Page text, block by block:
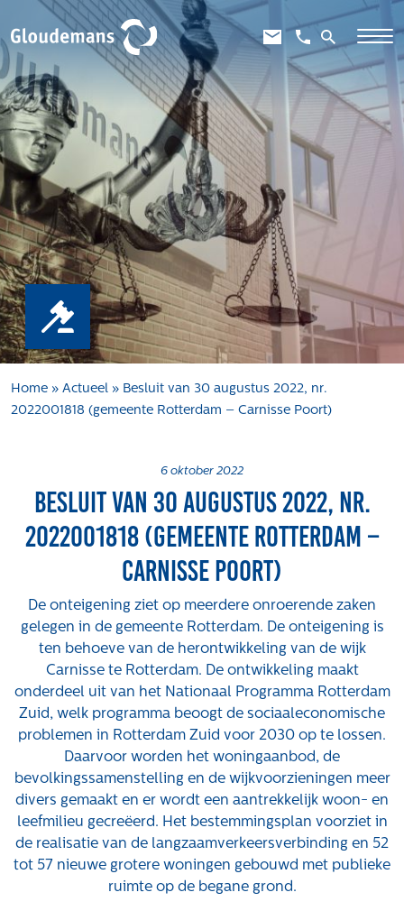
Expertises
Gebiedsontwikkeling
Gebiedseconomie
Grondstrategie en -verwerving
Taxaties overheid
Taxaties zakelijk
Schadevergoedingsrecht
Rentmeesterij
Transities
Projecten
Tender-light Amundsenstraat Valkenswaard
Concurrentiegerichte dialoog en tenderstrategie
Hoge Woerd in Ewijk
Pachtbeleid gemeente Valkenswaard: duurzame
watertransitie
Strategisch grondbeleid als motor voor
woningbouwversnelling Gemeente Vught
Over ons
Maatschappelijk
Regeling van Rentmeesters 2020
Klachtenbehandeling Procedure (KBP)
Het verhaal van Gloudemans
Onze mensen
Werken bij Gloudemans
Home » Actueel » Besluit van 30 augustus 2022, nr.
2022001818 (gemeente Rotterdam – Carnisse Poort)
6 oktober 2022
Besluit van 30 augustus 2022, nr.
2022001818 (gemeente Rotterdam –
Carnisse Poort)
De onteigening ziet op meerdere onroerende zaken
gelegen in de gemeente Rotterdam. De onteigening is
ten behoeve van de herontwikkeling van de wijk
Carnisse te Rotterdam. De ontwikkeling maakt
onderdeel uit van het Nationaal Programma Rotterdam
Zuid, welk programma beoogt de sociaaleconomische
problemen in Rotterdam Zuid voor 2030 op te lossen.
Daarvoor worden het woningaanbod, de
bevolkingssamenstelling en de wijkvoorzieningen meer
divers gemaakt en er wordt een aantrekkelijk woon- en
leefmilieu gecreëerd. Het bestemmingsplan voorziet in
de realisatie van de langzaamverkeersverbinding en 52
tot 57 nieuwe grotere woningen gebouwd met publieke
ruimte op de begane grond.